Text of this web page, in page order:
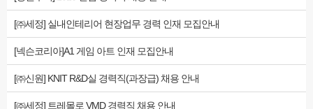
[㈜세정] 실내인테리어 현장업무 경력 인재 모집안내
[넥슨코리아]A1 게임 아트 인재 모집안내
[㈜신원] KNIT R&D실 경력직(과장급) 채용 안내
[㈜세정] 트레몰로 VMD 경력직 채용 안내